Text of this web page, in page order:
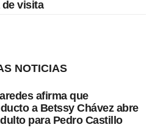
de visita
NOTICIAS
afirma que
a Betssy Chávez abre
para Pedro Castillo